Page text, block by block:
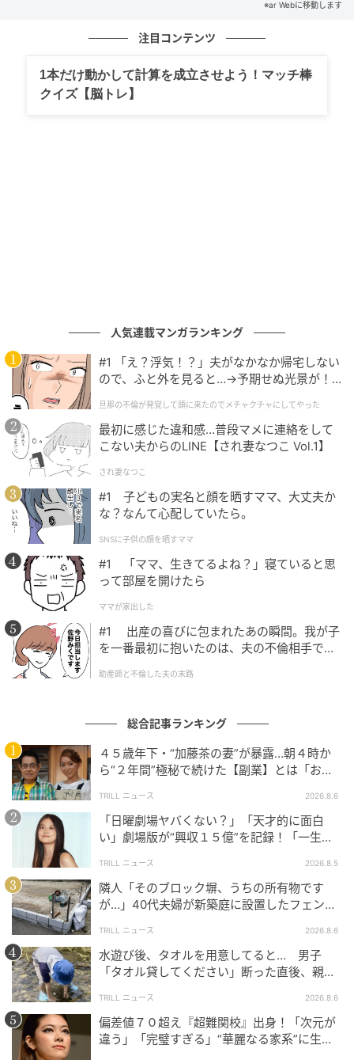
※ar Webに移動します
注目コンテンツ
1本だけ動かして計算を成立させよう！マッチ棒
クイズ【脳トレ】
人気連載マンガランキング
#1 「え？浮気！？」夫がなかなか帰宅しない
ので、ふと外を見ると…→予期せぬ光景が！
クチャにしてやった
旦那の不倫が発覚して頭に来たのでメチャクチャにしてやった
最初に感じた違和感…普段マメに連絡をして
こない夫からのLINE【され妻なつこ Vol.1】
され妻なつこ
#1 子どもの実名と顔を晒すママ、大丈夫か
な？なんて心配していたら。
SNSに子供の顔を晒すママ
#1 「ママ、生きてるよね？」寝ていると思
って部屋を開けたら
ママが家出した
#1 出産の喜びに包まれたあの瞬間。我が子
を一番最初に抱いたのは、夫の不倫相手でし
助産師と不倫した夫の末路
総合記事ランキング
４５歳年下・“加藤茶の妻”が暴露…朝４時か
ら“２年間”極秘で続けた【副業】とは「お金
TRILL ニュース 2026.8.6
「日曜劇場ヤバくない？」「天才的に面白
い」劇場版が“興収１５億”を記録！「一生言
TRILL ニュース 2026.8.5
隣人「そのブロック塀、うちの所有物です
が…」40代夫婦が新築庭に設置したフェン
TRILL ニュース 2026.8.6
水遊び後、タオルを用意してると… 男子
「タオル貸してください」断った直後、親が
TRILL ニュース 2026.8.6
偏差値７０超え『超難関校』出身！「次元が
違う」「完璧すぎる」“華麗なる家系”に生ま